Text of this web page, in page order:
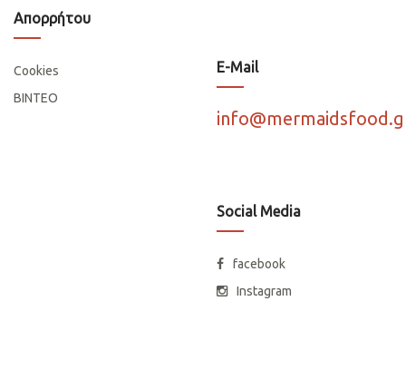
Απορρήτου
Cookies
ΒΙΝΤΕΟ
E-Mail
Social Media
facebook
Instagram